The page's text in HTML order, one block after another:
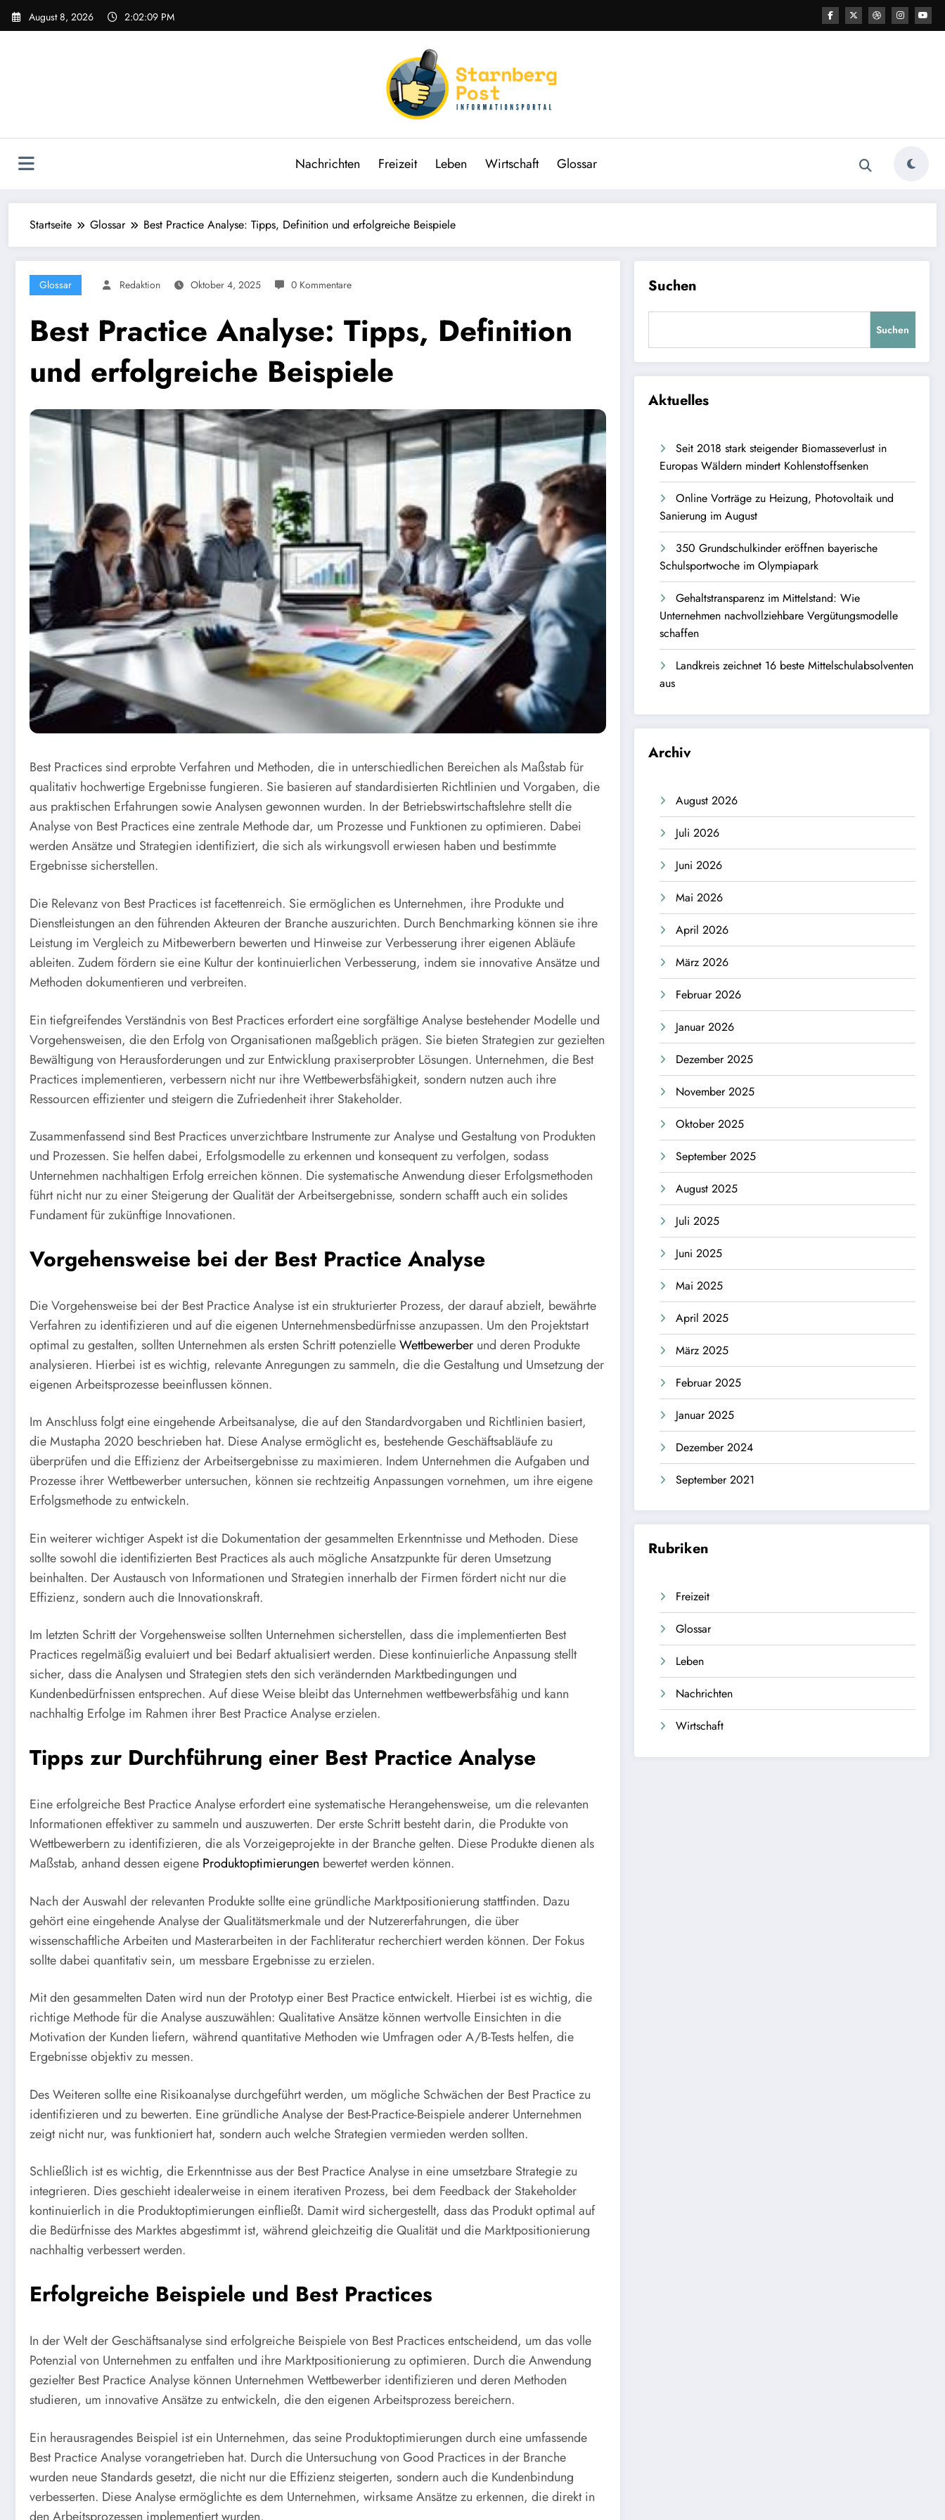
Zum
Inhalt
August 8, 2026 2:02:10 PM
Nachrichten Freizeit Leben Wirtschaft Glossar
Startseite Glossar Best Practice Analyse: Tipps, Definition und erfolgreiche Beispiele
Glossar Redaktion Oktober 4, 2025 0 Kommentare
Best Practice Analyse: Tipps, Definition
und erfolgreiche Beispiele
Best Practices sind erprobte Verfahren und Methoden, die in unterschiedlichen Bereichen als Maßstab für
qualitativ hochwertige Ergebnisse fungieren. Sie basieren auf standardisierten Richtlinien und Vorgaben, die
aus praktischen Erfahrungen sowie Analysen gewonnen wurden. In der Betriebswirtschaftslehre stellt die
Analyse von Best Practices eine zentrale Methode dar, um Prozesse und Funktionen zu optimieren. Dabei
werden Ansätze und Strategien identifiziert, die sich als wirkungsvoll erwiesen haben und bestimmte
Ergebnisse sicherstellen.
Die Relevanz von Best Practices ist facettenreich. Sie ermöglichen es Unternehmen, ihre Produkte und
Dienstleistungen an den führenden Akteuren der Branche auszurichten. Durch Benchmarking können sie ihre
Leistung im Vergleich zu Mitbewerbern bewerten und Hinweise zur Verbesserung ihrer eigenen Abläufe
ableiten. Zudem fördern sie eine Kultur der kontinuierlichen Verbesserung, indem sie innovative Ansätze und
Methoden dokumentieren und verbreiten.
Ein tiefgreifendes Verständnis von Best Practices erfordert eine sorgfältige Analyse bestehender Modelle und
Vorgehensweisen, die den Erfolg von Organisationen maßgeblich prägen. Sie bieten Strategien zur gezielten
Bewältigung von Herausforderungen und zur Entwicklung praxiserprobter Lösungen. Unternehmen, die Best
Practices implementieren, verbessern nicht nur ihre Wettbewerbsfähigkeit, sondern nutzen auch ihre
Ressourcen effizienter und steigern die Zufriedenheit ihrer Stakeholder.
Zusammenfassend sind Best Practices unverzichtbare Instrumente zur Analyse und Gestaltung von Produkten
und Prozessen. Sie helfen dabei, Erfolgsmodelle zu erkennen und konsequent zu verfolgen, sodass
Unternehmen nachhaltigen Erfolg erreichen können. Die systematische Anwendung dieser Erfolgsmethoden
führt nicht nur zu einer Steigerung der Qualität der Arbeitsergebnisse, sondern schafft auch ein solides
Fundament für zukünftige Innovationen.
Vorgehensweise bei der Best Practice Analyse
Die Vorgehensweise bei der Best Practice Analyse ist ein strukturierter Prozess, der darauf abzielt, bewährte
Verfahren zu identifizieren und auf die eigenen Unternehmensbedürfnisse anzupassen. Um den Projektstart
optimal zu gestalten, sollten Unternehmen als ersten Schritt potenzielleWettbewerber und deren Produkte
analysieren. Hierbei ist es wichtig, relevante Anregungen zu sammeln, die die Gestaltung und Umsetzung der
eigenen Arbeitsprozesse beeinflussen können.
Im Anschluss folgt eine eingehende Arbeitsanalyse, die auf den Standardvorgaben und Richtlinien basiert,
die Mustapha 2020 beschrieben hat. Diese Analyse ermöglicht es, bestehende Geschäftsabläufe zu
überprüfen und die Effizienz der Arbeitsergebnisse zu maximieren. Indem Unternehmen die Aufgaben und
Prozesse ihrer Wettbewerber untersuchen, können sie rechtzeitig Anpassungen vornehmen, um ihre eigene
Erfolgsmethode zu entwickeln.
Ein weiterer wichtiger Aspekt ist die Dokumentation der gesammelten Erkenntnisse und Methoden. Diese
sollte sowohl die identifizierten Best Practices als auch mögliche Ansatzpunkte für deren Umsetzung
beinhalten. Der Austausch von Informationen und Strategien innerhalb der Firmen fördert nicht nur die
Effizienz, sondern auch die Innovationskraft.
Im letzten Schritt der Vorgehensweise sollten Unternehmen sicherstellen, dass die implementierten Best
Practices regelmäßig evaluiert und bei Bedarf aktualisiert werden. Diese kontinuierliche Anpassung stellt
sicher, dass die Analysen und Strategien stets den sich verändernden Marktbedingungen und
Kundenbedürfnissen entsprechen. Auf diese Weise bleibt das Unternehmen wettbewerbsfähig und kann
nachhaltig Erfolge im Rahmen ihrer Best Practice Analyse erzielen.
Tipps zur Durchführung einer Best Practice Analyse
Eine erfolgreiche Best Practice Analyse erfordert eine systematische Herangehensweise, um die relevanten
Informationen effektiver zu sammeln und auszuwerten. Der erste Schritt besteht darin, die Produkte von
Wettbewerbern zu identifizieren, die als Vorzeigeprojekte in der Branche gelten. Diese Produkte dienen als
Maßstab, anhand dessen eigene Produktoptimierungen bewertet werden können.
Nach der Auswahl der relevanten Produkte sollte eine gründliche Marktpositionierung stattfinden. Dazu
gehört eine eingehende Analyse der Qualitätsmerkmale und der Nutzererfahrungen, die über
wissenschaftliche Arbeiten und Masterarbeiten in der Fachliteratur recherchiert werden können. Der Fokus
sollte dabei quantitativ sein, um messbare Ergebnisse zu erzielen.
Mit den gesammelten Daten wird nun der Prototyp einer Best Practice entwickelt. Hierbei ist es wichtig, die
richtige Methode für die Analyse auszuwählen: Qualitative Ansätze können wertvolle Einsichten in die
Motivation der Kunden liefern, während quantitative Methoden wie Umfragen oder A/B-Tests helfen, die
Ergebnisse objektiv zu messen.
Des Weiteren sollte eine Risikoanalyse durchgeführt werden, um mögliche Schwächen der Best Practice zu
identifizieren und zu bewerten. Eine gründliche Analyse der Best-Practice-Beispiele anderer Unternehmen
zeigt nicht nur, was funktioniert hat, sondern auch welche Strategien vermieden werden sollten.
Schließlich ist es wichtig, die Erkenntnisse aus der Best Practice Analyse in eine umsetzbare Strategie zu
integrieren. Dies geschieht idealerweise in einem iterativen Prozess, bei dem Feedback der Stakeholder
kontinuierlich in die Produktoptimierungen einfließt. Damit wird sichergestellt, dass das Produkt optimal auf
die Bedürfnisse des Marktes abgestimmt ist, während gleichzeitig die Qualität und die Marktpositionierung
nachhaltig verbessert werden.
Erfolgreiche Beispiele und Best Practices
In der Welt der Geschäftsanalyse sind erfolgreiche Beispiele von Best Practices entscheidend, um das volle
Potenzial von Unternehmen zu entfalten und ihre Marktpositionierung zu optimieren. Durch die Anwendung
gezielter Best Practice Analyse können Unternehmen Wettbewerber identifizieren und deren Methoden
studieren, um innovative Ansätze zu entwickeln, die den eigenen Arbeitsprozess bereichern.
Ein herausragendes Beispiel ist ein Unternehmen, das seine Produktoptimierungen durch eine umfassende
Best Practice Analyse vorangetrieben hat. Durch die Untersuchung von Good Practices in der Branche
wurden neue Standards gesetzt, die nicht nur die Effizienz steigerten, sondern auch die Kundenbindung
verbesserten. Diese Analyse ermöglichte es dem Unternehmen, wirksame Ansätze zu erkennen, die direkt in
den Arbeitsprozessen implementiert wurden.
Suchen
Suchen
Aktuelles
Seit 2018 stark steigender Biomasseverlust in
Europas Wäldern mindert Kohlenstoffsenken
Online Vorträge zu Heizung, Photovoltaik und
Sanierung im August
350 Grundschulkinder eröffnen bayerische
Schulsportwoche im Olympiapark
Gehaltstransparenz im Mittelstand: Wie
Unternehmen nachvollziehbare Vergütungsmodelle
schaffen
Landkreis zeichnet 16 beste Mittelschulabsolventen
aus
Archiv
August 2026
Juli 2026
Juni 2026
Mai 2026
April 2026
März 2026
Februar 2026
Januar 2026
Dezember 2025
November 2025
Oktober 2025
September 2025
August 2025
Juli 2025
Juni 2025
Mai 2025
April 2025
März 2025
Februar 2025
Januar 2025
Dezember 2024
September 2021
Rubriken
Freizeit
Glossar
Leben
Nachrichten
Wirtschaft